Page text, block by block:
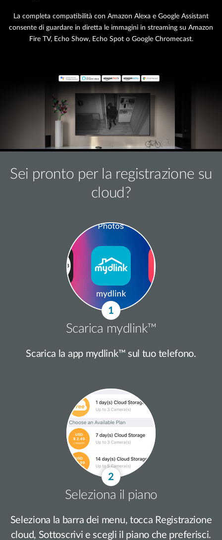
La completa compatibilità con Amazon Alexa e Google Assistant
consente di guardare in diretta le immagini in streaming su Amazon
Fire TV, Echo Show, Echo Spot o Google Chromecast.
Sei pronto per la registrazione su
cloud?
Scarica mydlink™
Scarica la app mydlink™ sul tuo telefono.
Seleziona il piano
Seleziona la barra dei menu, tocca Registrazione
cloud, Sottoscrivi e scegli il piano che preferisci.